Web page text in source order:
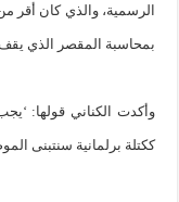
الرسمية، والذي كان أقر
بمحاسبة المقصر الذي يقف
وأكدت الكناني قولها:
ككتلة برلمانية سنتبنى